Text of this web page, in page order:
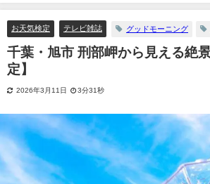
【お天気検定】
お天気検定 テレビ雑誌 グッドモーニング
千葉・旭市 刑部岬から見える絶
定】
2026年3月11日 3分31秒